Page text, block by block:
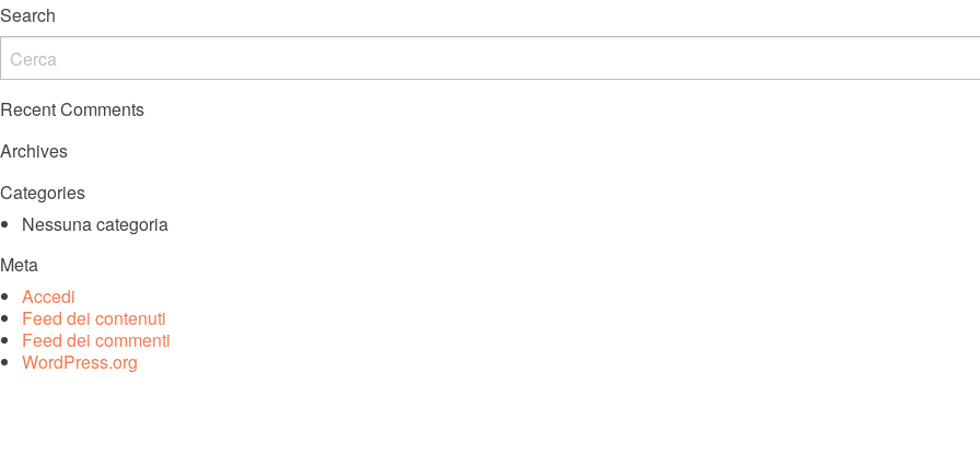
Search
Recent Comments
Archives
Categories
Nessuna categoria
Meta
Accedi
Feed dei contenuti
Feed dei commenti
WordPress.org